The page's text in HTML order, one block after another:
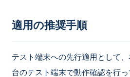
適用の推奨手順
テスト端末への先行適用として
台のテスト端末で動作確認を行